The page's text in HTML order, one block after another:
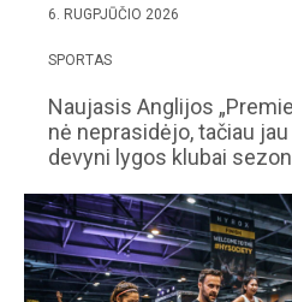
6. RUGPJŪČIO 2026
SPORTAS
Naujasis Anglijos
nė neprasidėjo, tačiau
devyni lygos klubai